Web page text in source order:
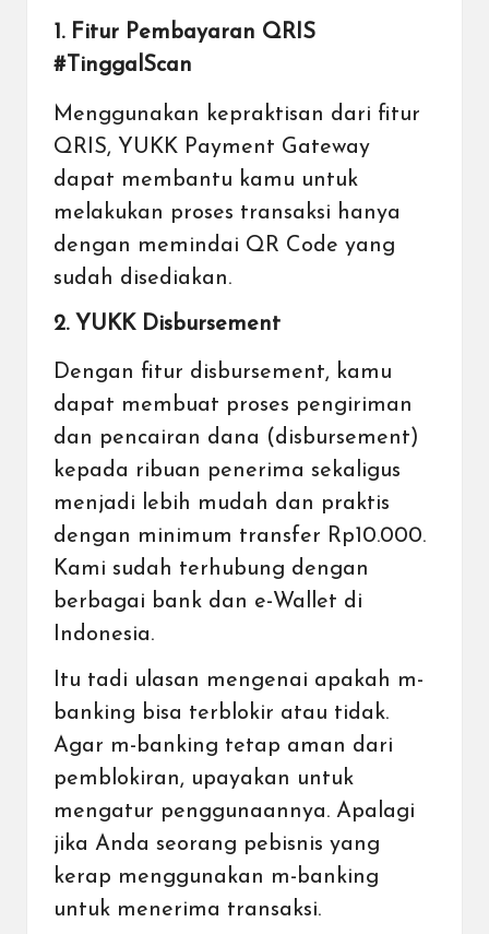
1. Fitur Pembayaran QRIS
#TinggalScan
Menggunakan kepraktisan dari fitur
QRIS, YUKK Payment Gateway
dapat membantu kamu untuk
melakukan proses transaksi hanya
dengan memindai QR Code yang
sudah disediakan.
2. YUKK Disbursement
Dengan fitur disbursement, kamu
dapat membuat proses pengiriman
dan pencairan dana (disbursement)
kepada ribuan penerima sekaligus
menjadi lebih mudah dan praktis
dengan minimum transfer Rp10.000.
Kami sudah terhubung dengan
berbagai bank dan e-Wallet di
Indonesia.
Itu tadi ulasan mengenai apakah m-
banking bisa terblokir atau tidak.
Agar m-banking tetap aman dari
pemblokiran, upayakan untuk
mengatur penggunaannya. Apalagi
jika Anda seorang pebisnis yang
kerap menggunakan m-banking
untuk menerima transaksi.